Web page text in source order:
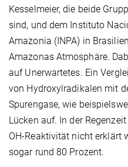
Kesselmeier, die beide
sind, und dem Instituto
Amazonia (INPA) in
Amazonas Atmosphäre.
auf Unerwartetes. Ein
von Hydroxylradikalen mit
Spurengase, wie
Lücken auf. In der
OH-Reaktivität nicht erklärt
sogar rund 80 Prozent.